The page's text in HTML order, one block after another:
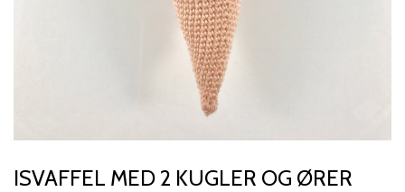
ISVAFFEL MED 2 KUGLER OG ØRER